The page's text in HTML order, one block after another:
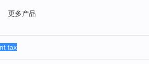
更多产品